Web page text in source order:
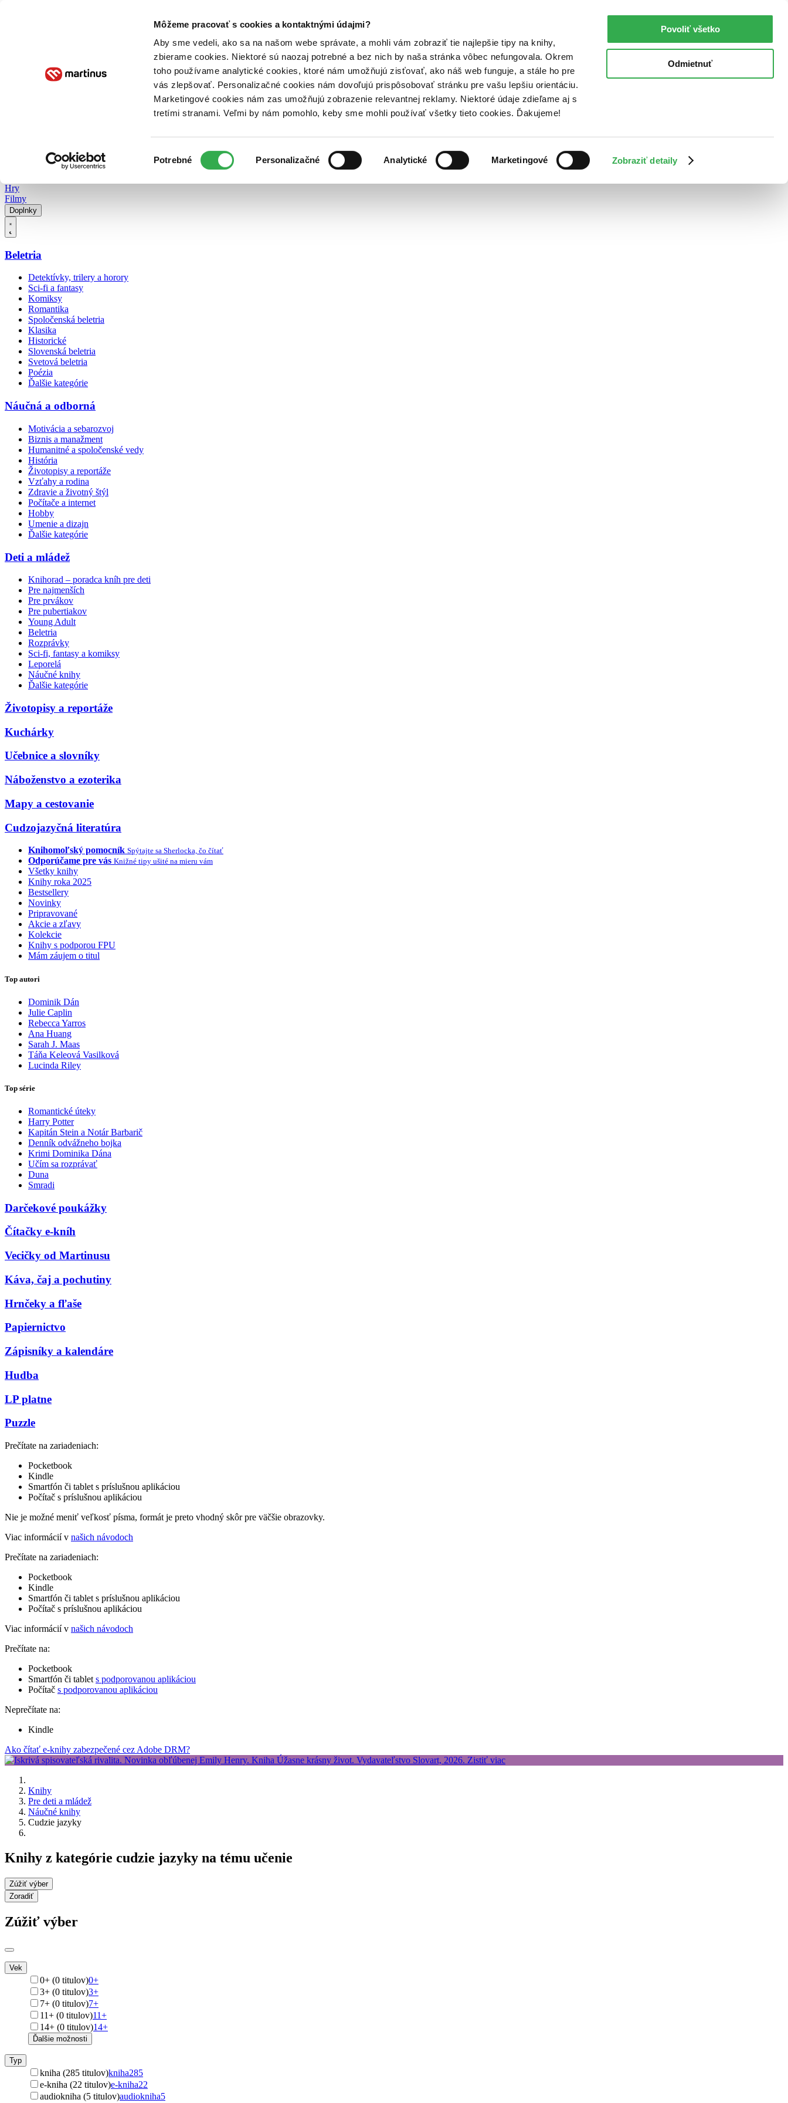
Môžeme pracovať s cookies a kontaktnými údajmi?
Aby sme vedeli, ako sa na našom webe správate, a mohli vám zobraziť tie najlepšie tipy na knihy,
zbierame cookies. Niektoré sú naozaj potrebné a bez nich by naša stránka vôbec nefungovala. Okrem
toho používame analytické cookies, ktoré nám umožňujú zisťovať, ako náš web funguje, a stále ho pre
vás zlepšovať. Personalizačné cookies nám dovoľujú prispôsobovať stránku pre vašu lepšiu orientáciu.
Marketingové cookies nám zas umožňujú zobrazenie relevantnej reklamy. Niektoré údaje zdieľame aj s
tretími stranami. Veľmi by nám pomohlo, keby sme mohli používať všetky tieto cookies. Ďakujeme!
súhlasu
Potrebné Personalizačné Analytické Marketingové Zobraziť detaily
Povoliť všetko
Odmietnuť
Poukážky Kontakt
Hry
Filmy
Doplnky
Beletria
Detektívky, trilery a horory
Sci-fi a fantasy
Komiksy
Romantika
Spoločenská beletria
Klasika
Historické
Slovenská beletria
Svetová beletria
Poézia
Ďalšie kategórie
Náučná a odborná
Motivácia a sebarozvoj
Biznis a manažment
Humanitné a spoločenské vedy
História
Životopisy a reportáže
Vzťahy a rodina
Zdravie a životný štýl
Počítače a internet
Hobby
Umenie a dizajn
Ďalšie kategórie
Deti a mládež
Knihorad – poradca kníh pre deti
Pre najmenších
Pre prvákov
Pre pubertiakov
Young Adult
Beletria
Rozprávky
Sci-fi, fantasy a komiksy
Leporelá
Náučné knihy
Ďalšie kategórie
Životopisy a reportáže
Kuchárky
Učebnice a slovníky
Náboženstvo a ezoterika
Mapy a cestovanie
Cudzojazyčná literatúra
Knihomoľský pomocník Spýtajte sa Sherlocka, čo čítať
Odporúčame pre vás Knižné tipy ušité na mieru vám
Všetky knihy
Knihy roka 2025
Bestsellery
Novinky
Pripravované
Akcie a zľavy
Kolekcie
Knihy s podporou FPU
Mám záujem o titul
Top autori
Dominik Dán
Julie Caplin
Rebecca Yarros
Ana Huang
Sarah J. Maas
Táňa Keleová Vasilková
Lucinda Riley
Top série
Romantické úteky
Harry Potter
Kapitán Stein a Notár Barbarič
Denník odvážneho bojka
Krimi Dominika Dána
Učím sa rozprávať
Duna
Smradi
Darčekové poukážky
Čítačky e-kníh
Vecičky od Martinusu
Káva, čaj a pochutiny
Hrnčeky a fľaše
Papiernictvo
Zápisníky a kalendáre
Hudba
LP platne
Puzzle
Prečítate na zariadeniach:
Pocketbook
Kindle
Smartfón či tablet s príslušnou aplikáciou
Počítač s príslušnou aplikáciou
Nie je možné meniť veľkosť písma, formát je preto vhodný skôr pre väčšie obrazovky.
Viac informácií v našich návodoch
Prečítate na zariadeniach:
Pocketbook
Kindle
Smartfón či tablet s príslušnou aplikáciou
Počítač s príslušnou aplikáciou
Viac informácií v našich návodoch
Prečítate na:
Pocketbook
Smartfón či tablet s podporovanou aplikáciou
Počítač s podporovanou aplikáciou
Neprečítate na:
Kindle
Ako čítať e-knihy zabezpečené cez Adobe DRM?
Knihy
Pre deti a mládež
Náučné knihy
Cudzie jazyky
Knihy z kategórie cudzie jazyky na tému učenie
Zúžiť výber
Zoradiť
Zúžiť výber
Vek
0+ (0 titulov)0+
3+ (0 titulov)3+
7+ (0 titulov)7+
11+ (0 titulov)11+
14+ (0 titulov)14+
Ďalšie možnosti
Typ
kniha (285 titulov)kniha285
e-kniha (22 titulov)e-kniha22
audiokniha (5 titulov)audiokniha5